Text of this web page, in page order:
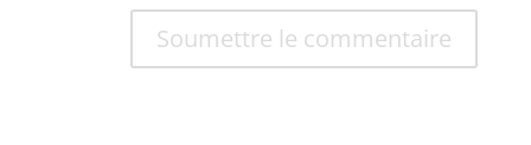
Soumettre le commentaire